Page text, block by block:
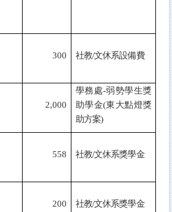
300 社教/文休系設備費
2,000
學務處-弱勢學生獎
助學金(東大點燈獎
助方案)
558 社教/文休系獎學金
200 社教/文休系獎學金